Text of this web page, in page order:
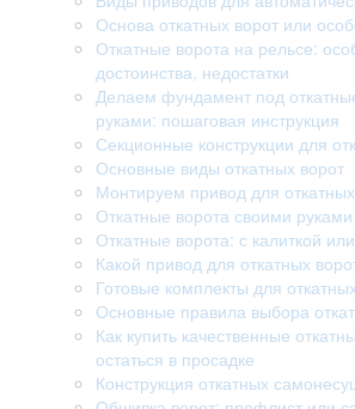
Основа откатных ворот или
Откатные ворота на рельсе:
достоинства, недостатки
Делаем фундамент под
руками: пошаговая инструкция
Секционные конструкции для
Основные виды откатных ворот
Монтируем привод для
Откатные ворота своими руками
Откатные ворота: с калиткой
Какой привод для откатных
Готовые комплекты для
Основные правила выбора
Как купить качественные
остаться в просадке
Конструкция откатных